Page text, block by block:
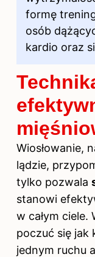
formę
osób
kardio oraz
Wiosłowanie,
lądzie,
tylko pozwala
stanowi
w całym ciele.
poczuć się jak
jednym ruchu